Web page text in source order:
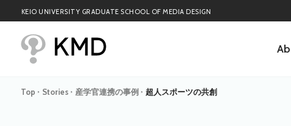
KEIO UNIVERSITY GRADUATE SCHOOL OF MEDIA DESIGN
Top > Stories > 産学官連携の事例 > 超人スポーツの共創